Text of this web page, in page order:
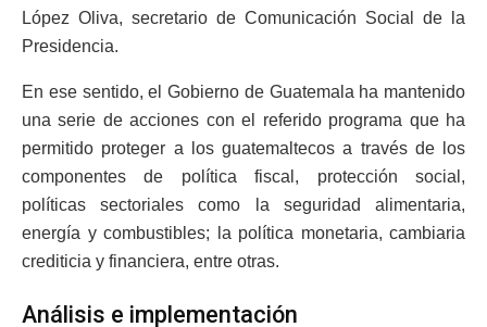
López Oliva, secretario de Comunicación Social de la
Presidencia.
En ese sentido, el Gobierno de Guatemala ha mantenido
una serie de acciones con el referido programa que ha
permitido proteger a los guatemaltecos a través de los
componentes de política fiscal, protección social,
políticas sectoriales como la seguridad alimentaria,
energía y combustibles; la política monetaria, cambiaria
crediticia y financiera, entre otras.
Análisis e implementación